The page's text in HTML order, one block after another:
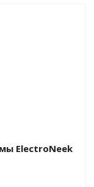
ElectroNeek